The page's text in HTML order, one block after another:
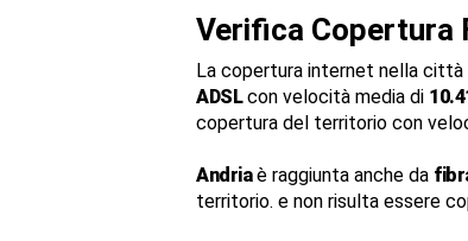
Verifica Copertura
La copertura internet nella città
ADSLcon velocità media di
copertura del territorio con
Andriaè raggiunta anche da
territorio. e non risulta essere